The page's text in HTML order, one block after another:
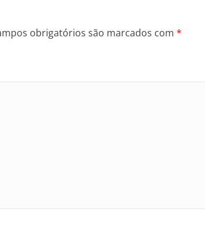
obrigatórios são marcados com *